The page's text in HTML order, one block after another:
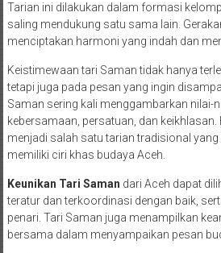
Tarian ini dilakukan dalam formasi
saling mendukung satu sama lain.
menciptakan harmoni yang indah dan
Keistimewaan tari Saman tidak hanya
tetapi juga pada pesan yang ingin
Saman sering kali menggambarkan nilai-
kebersamaan, persatuan, dan
menjadi salah satu tarian tradisional
memiliki ciri khas budaya Aceh.
Keunikan Tari Saman dari Aceh dapat
teratur dan terkoordinasi dengan baik,
penari. Tari Saman juga menampilkan
bersama dalam menyampaikan pesan